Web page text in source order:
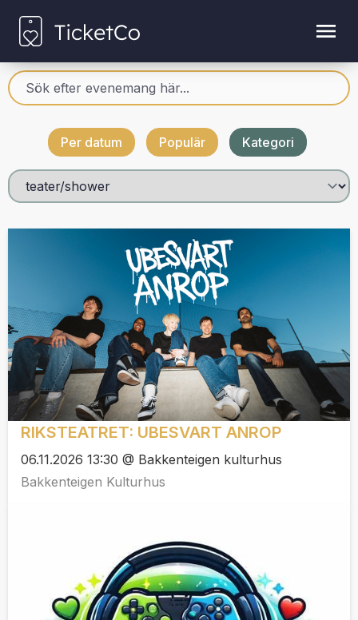
Per datum Populär Kategori
RIKSTEATRET: UBESVART ANROP
06.11.2026 13:30 @ Bakkenteigen kulturhus
Bakkenteigen Kulturhus